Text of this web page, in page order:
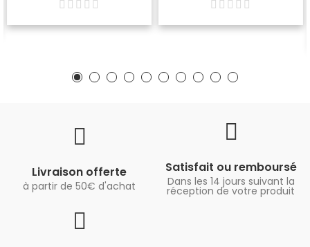
Livraison offerte
à partir de 50€ d'achat
Satisfait ou remboursé
Dans les 14 jours suivant la
réception de votre produit